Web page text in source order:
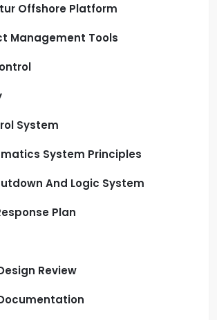
Offshore Platform
Management Tools
System
System Principles
And Logic System
Plan
Review